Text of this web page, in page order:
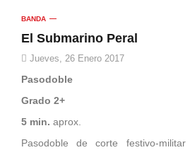
BANDA
El Submarino Peral
Jueves, 26 Enero 2017
Pasodoble
Grado 2+
5 min. aprox.
Pasodoble de corte festivo-militar